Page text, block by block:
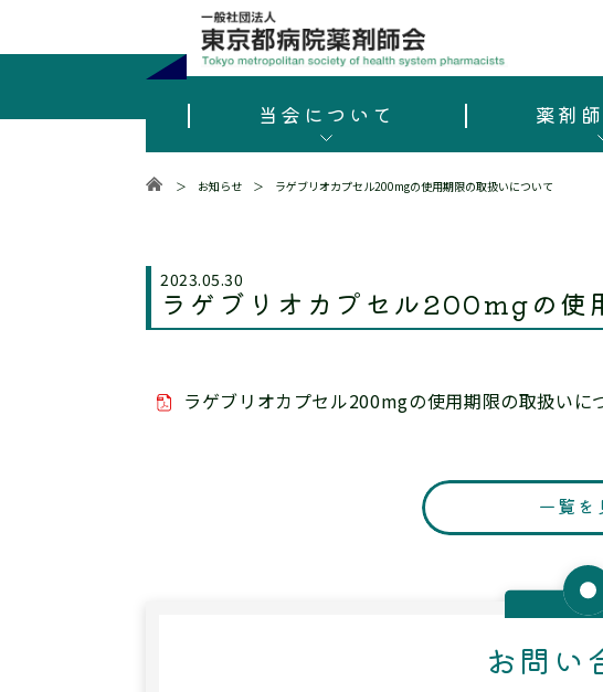
当会について 薬剤
＞ お知らせ＞ ラゲブリオカプセル200mgの使用期限の取扱いについて
2023.05.30
ラゲブリオカプセル200mgの使
ラゲブリオカプセル200mgの使用期限の取扱いに
一覧を
お問い